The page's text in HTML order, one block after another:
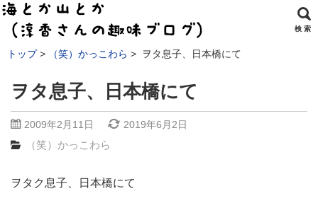
検 索
トップ （笑）かっこわら ヲタ息子、日本橋にて
ヲタ息子、日本橋にて
2009年2月11日 2019年6月2日
（笑）かっこわら
ヲタク息子、日本橋にて